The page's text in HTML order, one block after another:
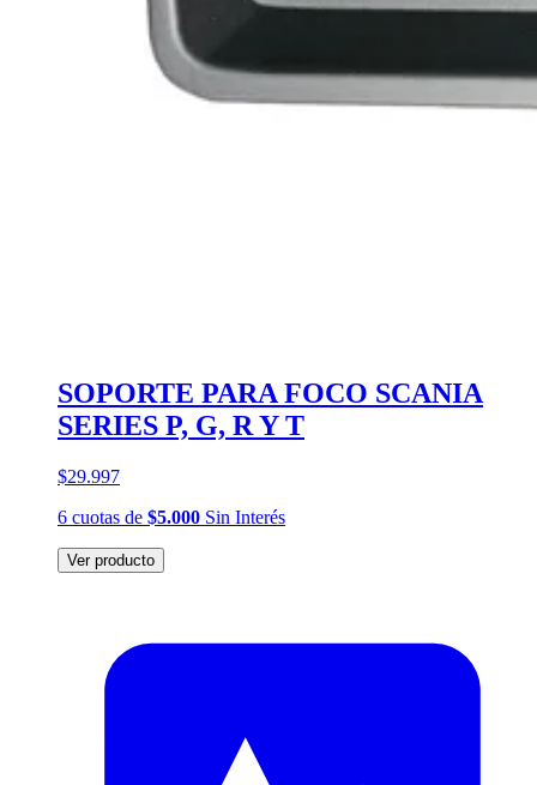
SOPORTE PARA FOCO SCANIA
SERIES P, G, R Y T
$29.997
6 cuotas de $5.000 Sin Interés
Ver producto